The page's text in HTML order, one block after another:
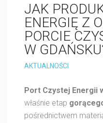
JAK
ENERGIĘ Z
PORCIE
W
AKTUALNOŚCI
Port Czystej Energii
właśnie etap
pośrednictwem